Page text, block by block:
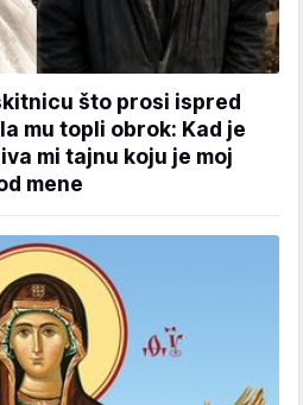
što prosi ispred
mu topli obrok: Kad je
mi tajnu koju je moj
mene